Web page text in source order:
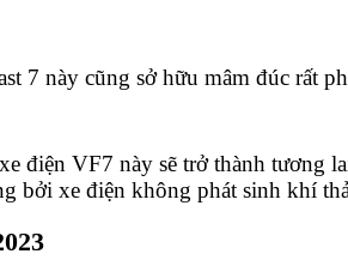
7 này cũng sở hữu mâm đúc rất
điện VF7 này sẽ trở thành tương
bởi xe điện không phát sinh khí